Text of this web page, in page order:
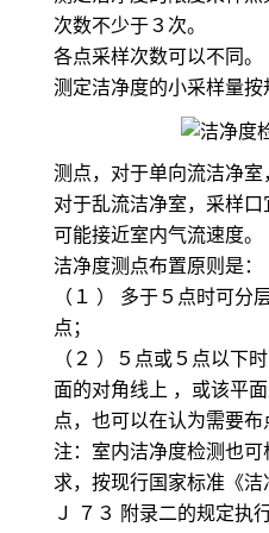
次数不少于３次。
各点采样次数可以不同。
测定洁净度的小采样量按
测点，对于单向流洁净室
对于乱流洁净室，采样
可能接近室内气流速度。
洁净度测点布置原则是：
（１ ） 多于５点时可分
点；
（２ ）５点或５点以下
面的对角线上 ，或该平
点，也可以在认为需要布
注：室内洁净度检测也
求，按现行国家标准《洁
Ｊ ７３ 附录二的规定执行